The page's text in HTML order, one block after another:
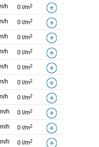
h 0 l/m2
h 0 l/m2
h 0 l/m2
h 0 l/m2
h 0 l/m2
h 0 l/m2
h 0 l/m2
h 0 l/m2
h 0 l/m2
h 0 l/m2